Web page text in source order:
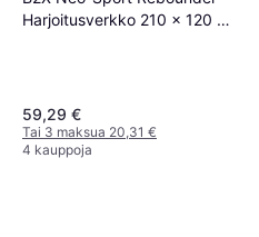
Harjoitusverkko 210 x 120 x
59,29 €
Tai 3 maksua 20,31 €
4 kauppoja